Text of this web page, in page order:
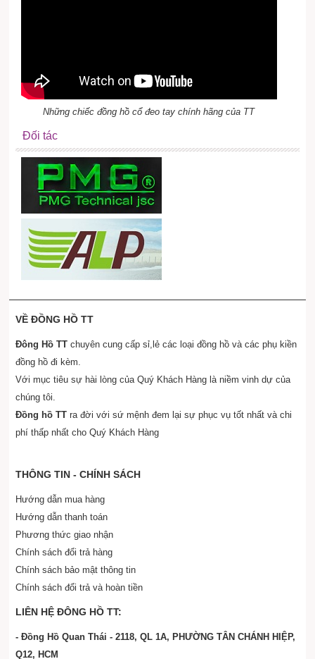
Những chiếc đồng hồ cổ đeo tay chính hãng của TT
Đối tác
VỀ ĐỒNG HỒ TT
Đông Hồ TTchuyên cung cấp sỉ,lẻ các loại đồng hồ và các phụ kiền
đồng hồ đi kèm.
Với mục tiêu sự hài lòng của Quý Khách Hàng là niềm vinh dự của
chúng tôi.
Đồng hồ TTra đời với sứ mệnh đem lại sự phục vụ tốt nhất và chi
phí thấp nhất cho Quý Khách Hàng
THÔNG TIN - CHÍNH SÁCH
Hướng dẫn mua hàng
Hướng dẫn thanh toán
Phương thức giao nhận
Chính sách đổi trả hàng
Chính sách bảo mật thông tin
Chính sách đổi trả và hoàn tiền
LIÊN HỆ ĐÔNG HỒ TT:
- Đồng Hồ Quan Thái - 2118, QL 1A, PHƯỜNG TÂN CHÁNH HIỆP,
Q12, HCM